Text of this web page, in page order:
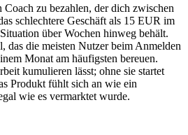
zu bezahlen, der dich zwischen
schlechtere Geschäft als 15 EUR im
über Wochen hinweg behält.
das die meisten Nutzer beim Anmelden
Monat am häufigsten bereuen.
kumulieren lässt; ohne sie startet
Produkt fühlt sich an wie ein
wie es vermarktet wurde.